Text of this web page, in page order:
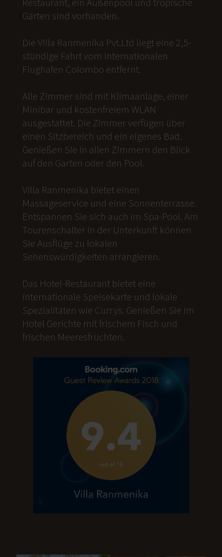
Gärten sind vorhanden.
Die Villa Ranmenika Pvt.Ltd liegt eine 2,5-
stündige Fahrt vom internationalen
Flughafen Colombo entfernt.
Alle Zimmer sind mit Klimaanlage, einer
Minibar und kostenfreiem WLAN
ausgestattet. Die Zimmer verfügen über
einen Sitzbereich und ein eigenes Bad.
Genießen Sie in allen Zimmern den Blick
auf den Garten oder den Pool.
Villa Ranmenika bietet einen
Massageservice und eine Sonnenterrasse.
Entspannen Sie sich auch im Spa-Pool. Am
Tourenschalter in der Unterkunft können
Sie Ausflüge zu lokalen
Sehenswürdigkeiten arrangieren.
Das Hotel-Restaurant bietet eine
internationale Speisekarte und lokale
Spezialitäten wie Currys. Genießen Sie im
Hotel Gerichte mit frischem Fisch und
frischen Meeresfrüchten.